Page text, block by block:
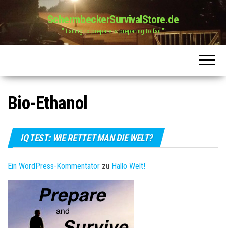
SchermbeckerSurvivalStore.de
" Failing to prepare is preparing to fail."
Bio-Ethanol
IQ TEST: WIE RETTET MAN DIE WELT?
Ein WordPress-Kommentator zu Hallo Welt!